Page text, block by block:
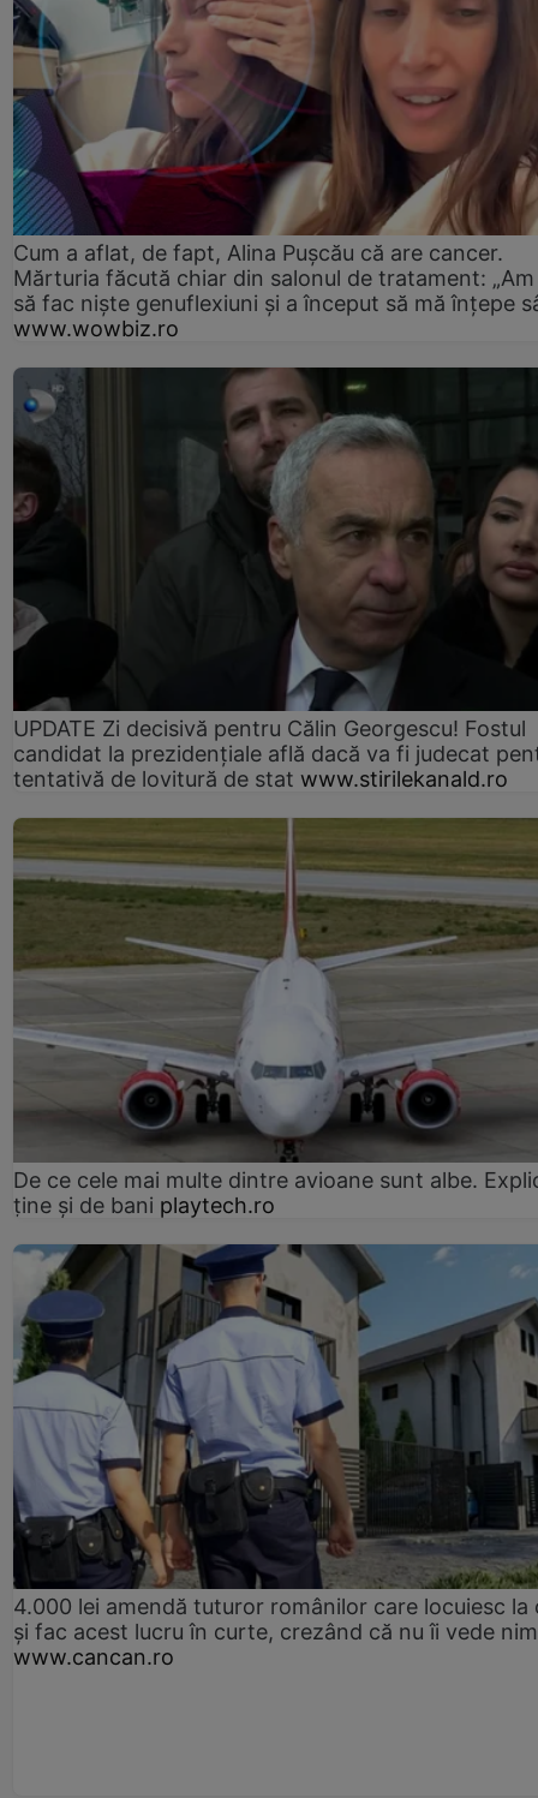
Cum a aflat, de fapt, Alina Pușcău că are cancer.
Mărturia făcută chiar din salonul de tratament:
să fac niște genuflexiuni și a început să mă înțepe
www.wowbiz.ro
UPDATE Zi decisivă pentru Călin Georgescu! Fostul
candidat la prezidențiale află dacă va fi judecat
tentativă de lovitură de stat www.stirilekanald.ro
De ce cele mai multe dintre avioane sunt albe.
ține și de bani playtech.ro
4.000 lei amendă tuturor românilor care locuiesc la
și fac acest lucru în curte, crezând că nu îi vede
www.cancan.ro